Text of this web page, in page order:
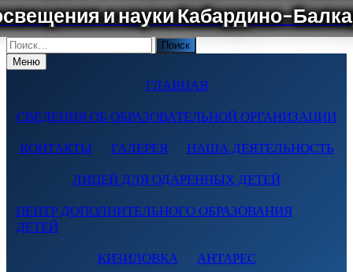
Поиск
по:Меню
ГЛАВНАЯ
СВЕДЕНИЯ ОБ ОБРАЗОВАТЕЛЬНОЙ ОРГАНИЗАЦИИ
КОНТАКТЫ ГАЛЕРЕЯ НАША ДЕЯТЕЛЬНОСТЬ
ЛИЦЕЙ ДЛЯ ОДАРЕННЫХ ДЕТЕЙ
ЦЕНТР ДОПОЛНИТЕЛЬНОГО ОБРАЗОВАНИЯ
ДЕТЕЙ
КИЗИЛОВКА АНТАРЕС